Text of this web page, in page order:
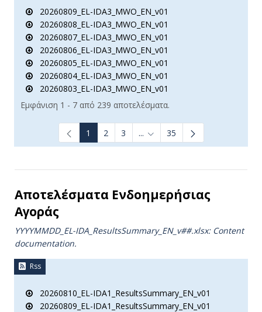
20260809_EL-IDA3_MWO_EN_v01
20260808_EL-IDA3_MWO_EN_v01
20260807_EL-IDA3_MWO_EN_v01
20260806_EL-IDA3_MWO_EN_v01
20260805_EL-IDA3_MWO_EN_v01
20260804_EL-IDA3_MWO_EN_v01
20260803_EL-IDA3_MWO_EN_v01
Εμφάνιση 1 - 7 από 239 αποτελέσματα.
1 2 3 ... Ενδιάμεσες σελίδες Use
35
Αποτελέσματα Ενδοημερήσιας
Αγοράς
YYYYMMDD_EL-IDA_ResultsSummary_EN_v##.xlsx: Content
documentation.
Rss
20260810_EL-IDA1_ResultsSummary_EN_v01
20260809_EL-IDA1_ResultsSummary_EN_v01